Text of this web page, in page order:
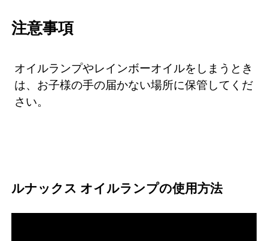
注意事項
オイルランプやレインボーオイルをしまうとき
は、お子様の手の届かない場所に保管してくだ
さい。
ルナックス オイルランプの使用方法